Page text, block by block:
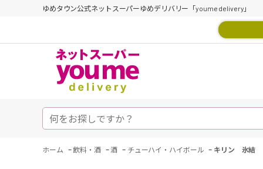
ゆめタウン公式ネットスーパーゆめデリバリー「youme delivery」
ホーム -飲料・酒 -酒 - チューハイ・ハイボール - キリン 氷結